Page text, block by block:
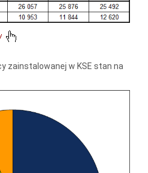
zainstalowanej w KSE stan na